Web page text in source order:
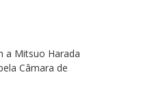
a Mitsuo Harada
Câmara de